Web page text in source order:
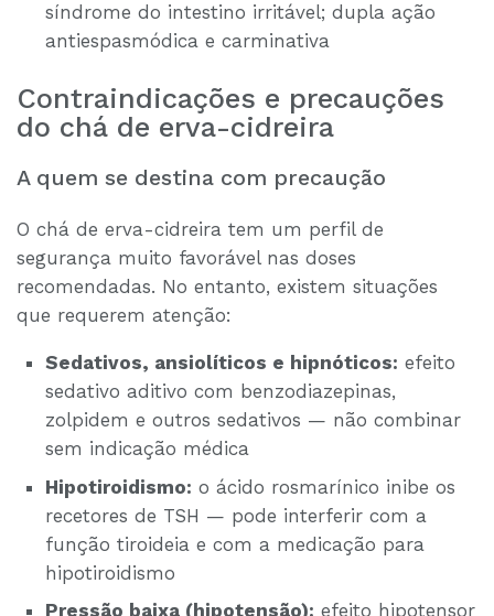
síndrome do intestino irritável; dupla ação
antiespasmódica e carminativa
Contraindicações e precauções
do chá de erva-cidreira
A quem se destina com precaução
O chá de erva-cidreira tem um perfil de
segurança muito favorável nas doses
recomendadas. No entanto, existem situações
que requerem atenção:
Sedativos, ansiolíticos e hipnóticos: efeito
sedativo aditivo com benzodiazepinas,
zolpidem e outros sedativos — não combinar
sem indicação médica
Hipotiroidismo: o ácido rosmarínico inibe os
recetores de TSH — pode interferir com a
função tiroideia e com a medicação para
hipotiroidismo
Pressão baixa (hipotensão): efeito hipotensor